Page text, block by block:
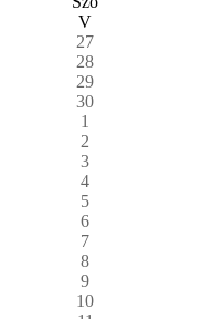
V
27
28
29
30
1
2
3
4
5
6
7
8
9
10